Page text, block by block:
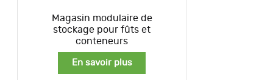
Magasin modulaire de
stockage pour fûts et
conteneurs
En savoir plus